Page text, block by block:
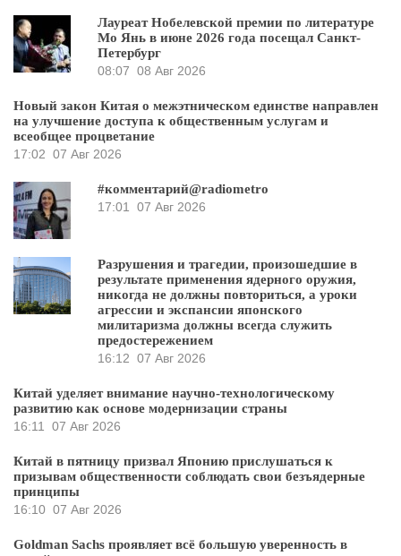
Лауреат Нобелевской премии по литературе
Мо Янь в июне 2026 года посещал Санкт-
Петербург
08:07 08 Авг 2026
Новый закон Китая о межэтническом единстве направлен
на улучшение доступа к общественным услугам и
всеобщее процветание
17:02 07 Авг 2026
#комментарий@radiometro
17:01
07 Авг 2026
Разрушения и трагедии, произошедшие в
результате применения ядерного оружия,
никогда не должны повториться, а уроки
агрессии и экспансии японского
милитаризма должны всегда служить
предостережением
16:12 07 Авг 2026
Китай уделяет внимание научно-технологическому
развитию как основе модернизации страны
16:11
07 Авг 2026
Китай в пятницу призвал Японию прислушаться к
призывам общественности соблюдать свои безъядерные
принципы
16:10 07 Авг 2026
Goldman Sachs проявляет всё большую уверенность в